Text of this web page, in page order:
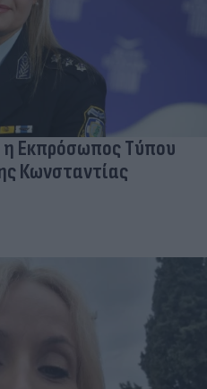
Εκπρόσωπος Τύπου
Κωνσταντίας